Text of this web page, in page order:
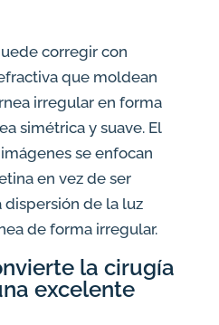
corregir con
que moldean
irregular en forma
simétrica y suave. El
se enfocan
en vez de ser
de la luz
de forma irregular.
la cirugía
excelente